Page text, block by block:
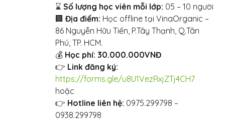
⌛️ Số lượng học viên mỗi lớp: 05 – 10 người
🏢 Địa điểm: Học offline tại VinaOrganic –
86 Nguyễn Hữu Tiến, P.Tây Thạnh, Q.Tân
Phú, TP. HCM.
💰 Học phí: 30.000.000VNĐ
👉 Link đăng ký:
https://forms.gle/u8U1VezRxjZTj4CH7
hoặc
👉 Hotline liên hệ: 0975.299798 –
0938.299798